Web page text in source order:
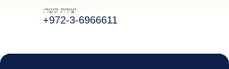
יצירת קשר:
+972-3-6966611